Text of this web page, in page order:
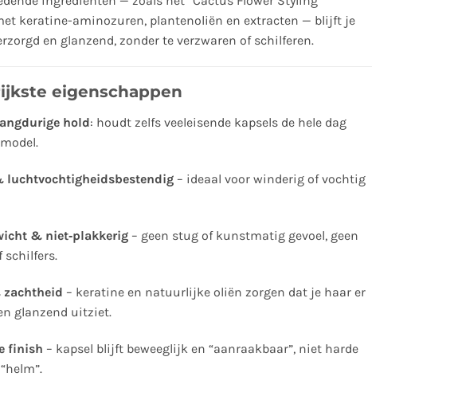
keratine-aminozuren, plantenoliën en extracten — blijft je
en glanzend, zonder te verzwaren of schilferen.
eigenschappen
hold: houdt zelfs veeleisende kapsels de hele dag
luchtvochtigheidsbestendig– ideaal voor winderig of vochtig
& niet‑plakkerig– geen stug of kunstmatig gevoel, geen
schilfers.
zachtheid – keratine en natuurlijke oliën zorgen dat je haar er
glanzend uitziet.
finish – kapsel blijft beweeglijk en “aanraakbaar”, niet harde